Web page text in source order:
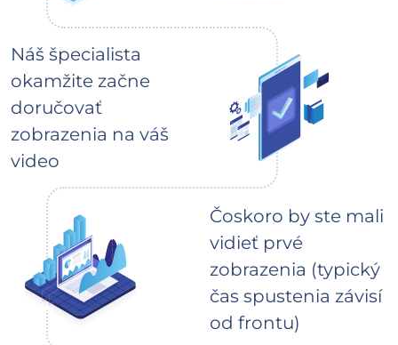
Náš špecialista
okamžite začne
doručovať
zobrazenia na váš
video
Čoskoro by ste mali
vidieť prvé
zobrazenia (typický
čas spustenia závisí
od frontu)